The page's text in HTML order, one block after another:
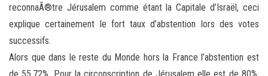
reconnaÃ®tre Jérusalem comme étant la Capitale d’Israël, ceci
explique certainement le fort taux d’abstention lors des votes
successifs.
Alors que dans le reste du Monde hors la France l’abstention est